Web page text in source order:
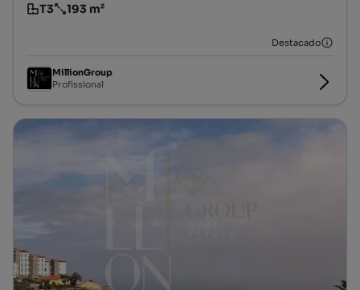
Tipologia
T3
Preço por metro quadrado
193 m²
Destacado
MillionGroup
Profissional